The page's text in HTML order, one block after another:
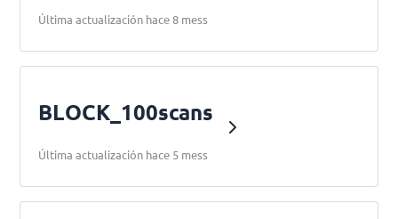
Última actualización hace 8 mess
BLOCK_100scans
Última actualización hace 5 mess